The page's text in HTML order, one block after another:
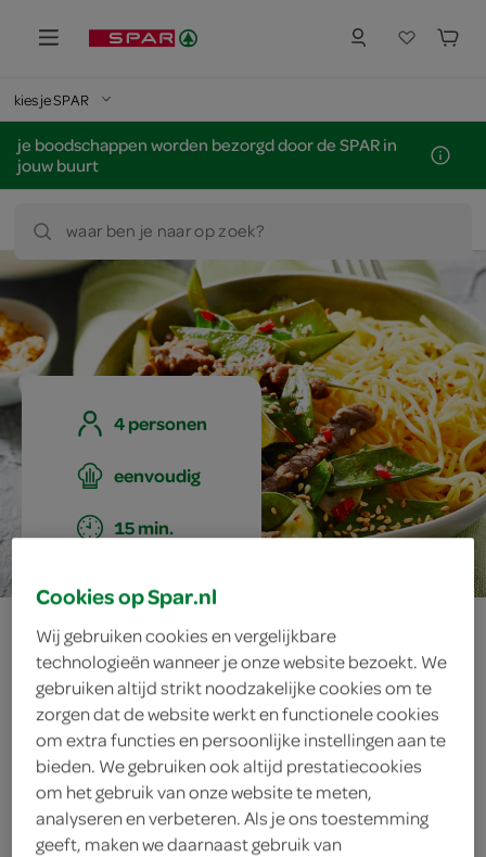
kies je SPAR
je boodschappen worden bezorgd door de SPAR in
jouw buurt
waar ben je naar op zoek?
4 personen
eenvoudig
15 min.
peultjes met
komkommer en
biefreepjes in
oestersaus
Cookies op Spar.nl
Wij gebruiken cookies en vergelijkbare
technologieën wanneer je onze website bezoekt. We
gebruiken altijd strikt noodzakelijke cookies om te
zorgen dat de website werkt en functionele cookies
om extra functies en persoonlijke instellingen aan te
bieden. We gebruiken ook altijd prestatiecookies
om het gebruik van onze website te meten,
analyseren en verbeteren. Als je ons toestemming
geeft, maken we daarnaast gebruik van